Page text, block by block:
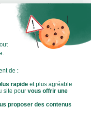
teneur en aliments à
légumineuses...)
gras saturés, sucres,
l’empreinte